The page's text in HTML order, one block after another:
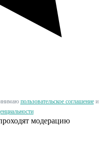
пользовательское соглашениеи
модерацию